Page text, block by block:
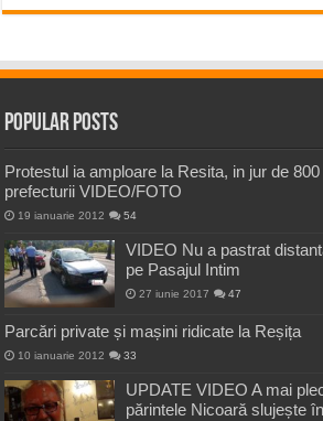
Popular Posts
Protestul ia amploare la Resita, in jur de
prefecturii VIDEO/FOTO
19 ianuarie 2012 54
VIDEO Nu a pastrat
pe Pasajul Intim
27 iunie 2017 47
Parcări private și mașini ridicate la Reșița
10 ianuarie 2012 33
UPDATE VIDEO A mai
părintele Nicoară slujește